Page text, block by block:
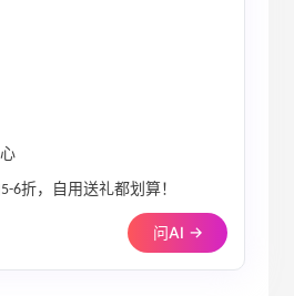
6折，自用送礼都划算！
问AI →
2折 千鸟格连衣裙$95
专享】Base Blu：时尚上新热卖 关注
、LOEWE、加拿大鹅等